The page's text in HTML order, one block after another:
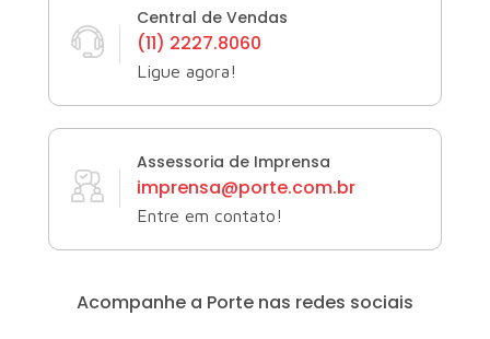
Central de Vendas
(11) 2227.8060
Ligue agora!
Assessoria de Imprensa
imprensa@porte.com.br
Entre em contato!
Acompanhe a Porte nas redes sociais